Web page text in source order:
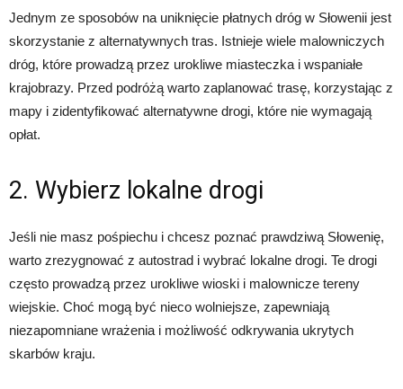
Jednym ze sposobów na uniknięcie płatnych dróg w Słowenii jest
skorzystanie z alternatywnych tras. Istnieje wiele malowniczych
dróg, które prowadzą przez urokliwe miasteczka i wspaniałe
krajobrazy. Przed podróżą warto zaplanować trasę, korzystając z
mapy i zidentyfikować alternatywne drogi, które nie wymagają
opłat.
2. Wybierz lokalne drogi
Jeśli nie masz pośpiechu i chcesz poznać prawdziwą Słowenię,
warto zrezygnować z autostrad i wybrać lokalne drogi. Te drogi
często prowadzą przez urokliwe wioski i malownicze tereny
wiejskie. Choć mogą być nieco wolniejsze, zapewniają
niezapomniane wrażenia i możliwość odkrywania ukrytych
skarbów kraju.